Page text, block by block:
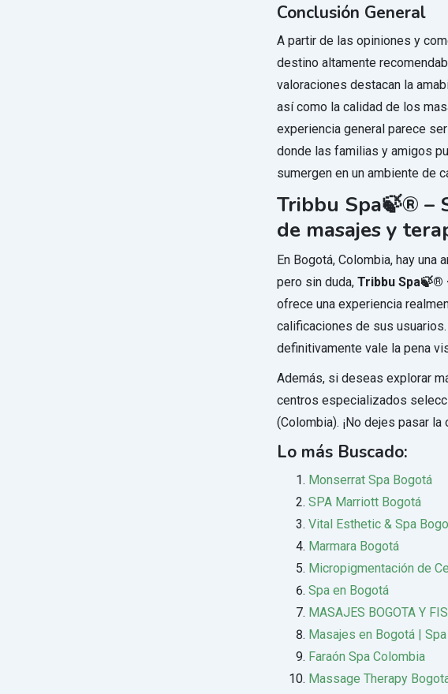
Conclusión General
A partir de las opiniones y
destino altamente
valoraciones destacan la
así como la calidad de los
experiencia general parece
donde las familias y amigos
sumergen en un ambiente de
Tribbu Spa🍃®️ –
de masajes y
En Bogotá, Colombia, hay
pero sin duda, Tribbu Spa🍃®️
ofrece una experiencia
calificaciones de sus
definitivamente vale la pena
Además, si deseas explorar
centros especializados
(Colombia). ¡No dejes pasar
Lo más Buscado:
Monserrat Spa Bogotá
SPA Marriott Bogotá
Vital Esthetic & Spa
Marmara Bogotá
Micropigmentación de
Spa en Bogotá
MASAJES BOGOTA Y
Masajes en Bogotá | Spa
Faraón Spa Colombia
Massage Therapy